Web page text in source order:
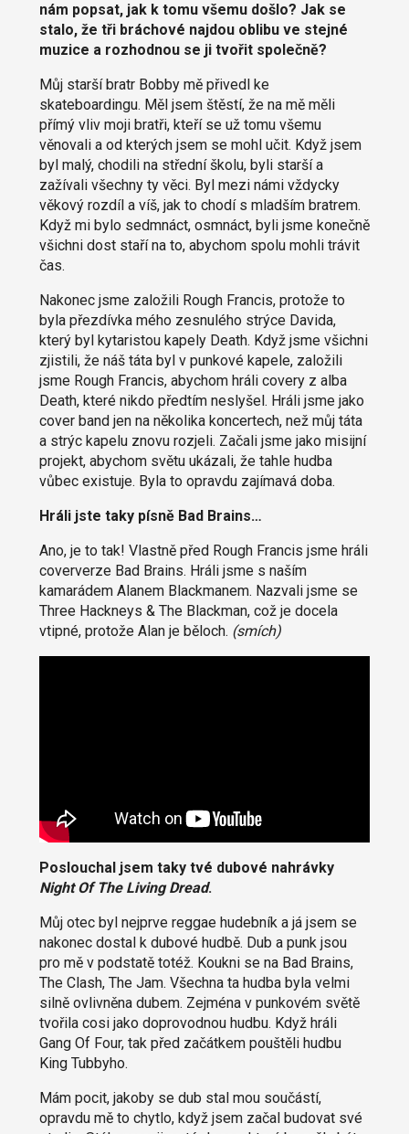
nám popsat, jak k tomu všemu došlo? Jak se
stalo, že tři bráchové najdou oblibu ve stejné
muzice a rozhodnou se ji tvořit společně?
Můj starší bratr Bobby mě přivedl ke
skateboardingu. Měl jsem štěstí, že na mě měli
přímý vliv moji bratři, kteří se už tomu všemu
věnovali a od kterých jsem se mohl učit. Když jsem
byl malý, chodili na střední školu, byli starší a
zažívali všechny ty věci. Byl mezi námi vždycky
věkový rozdíl a víš, jak to chodí s mladším bratrem.
Když mi bylo sedmnáct, osmnáct, byli jsme konečně
všichni dost staří na to, abychom spolu mohli trávit
čas.
Nakonec jsme založili Rough Francis, protože to
byla přezdívka mého zesnulého strýce Davida,
který byl kytaristou kapely Death. Když jsme všichni
zjistili, že náš táta byl v punkové kapele, založili
jsme Rough Francis, abychom hráli covery z alba
Death, které nikdo předtím neslyšel. Hráli jsme jako
cover band jen na několika koncertech, než můj táta
a strýc kapelu znovu rozjeli. Začali jsme jako misijní
projekt, abychom světu ukázali, že tahle hudba
vůbec existuje. Byla to opravdu zajímavá doba.
Hráli jste taky písně Bad Brains…
Ano, je to tak! Vlastně před Rough Francis jsme hráli
coververze Bad Brains. Hráli jsme s naším
kamarádem Alanem Blackmanem. Nazvali jsme se
Three Hackneys & The Blackman, což je docela
vtipné, protože Alan je běloch. (smích)
Poslouchal jsem taky tvé dubové nahrávky
Night Of The Living Dread.
Můj otec byl nejprve reggae hudebník a já jsem se
nakonec dostal k dubové hudbě. Dub a punk jsou
pro mě v podstatě totéž. Koukni se na Bad Brains,
The Clash, The Jam. Všechna ta hudba byla velmi
silně ovlivněna dubem. Zejména v punkovém světě
tvořila cosi jako doprovodnou hudbu. Když hráli
Gang Of Four, tak před začátkem pouštěli hudbu
King Tubbyho.
Mám pocit, jakoby se dub stal mou součástí,
opravdu mě to chytlo, když jsem začal budovat své